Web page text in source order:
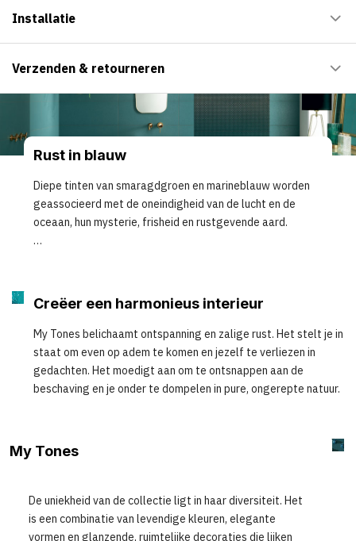
Installatie
Verzenden & retourneren
Rust in blauw
Diepe tinten van smaragdgroen en marineblauw worden
geassocieerd met de oneindigheid van de lucht en de
oceaan, hun mysterie, frisheid en rustgevende aard.
Creëer een harmonieus interieur
My Tones belichaamt ontspanning en zalige rust. Het stelt je in
staat om even op adem te komen en jezelf te verliezen in
gedachten. Het moedigt aan om te ontsnappen aan de
beschaving en je onder te dompelen in pure, ongerepte natuur.
My Tones
De uniekheid van de collectie ligt in haar diversiteit. Het
is een combinatie van levendige kleuren, elegante
vormen en glanzende, ruimtelijke decoraties die lijken